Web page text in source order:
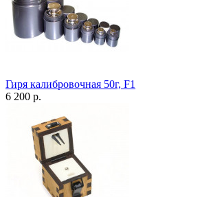
Гиря калибровочная 50г, F1
6 200 р.